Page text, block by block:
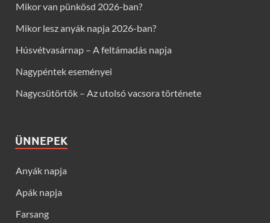
Mikor van pünkösd 2026-ban?
Mikor lesz anyák napja 2026-ban?
Húsvétvasárnap – A feltámadás napja
Nagypéntek eseményei
Nagycsütörtök – Az utolsó vacsora története
ÜNNEPEK
Anyák napja
Apák napja
Farsang